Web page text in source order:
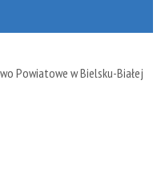
Powiatowe w Bielsku-Białej